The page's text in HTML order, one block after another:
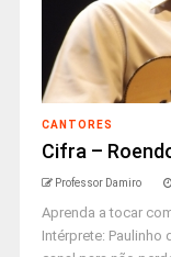
CANTORES
Cifra –
Professor Damiro
Aprenda a tocar
Intérprete: Paulinho